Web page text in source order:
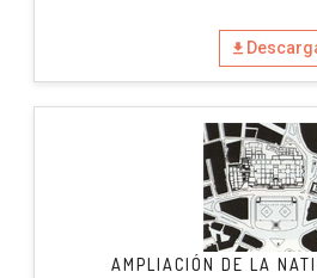
AMPLIACIÓN DE LA